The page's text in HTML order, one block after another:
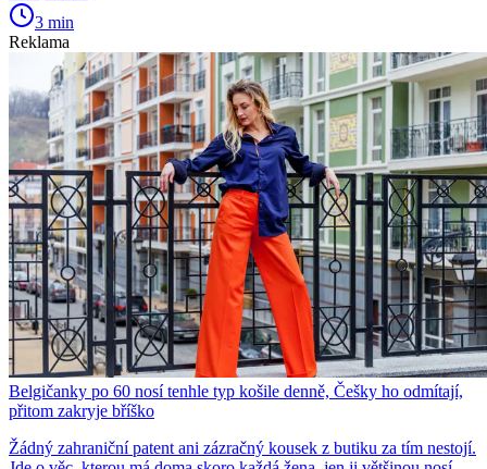
3 min
Reklama
Belgičanky po 60 nosí tenhle typ košile denně, Češky ho odmítají,
přitom zakryje bříško
Žádný zahraniční patent ani zázračný kousek z butiku za tím nestojí.